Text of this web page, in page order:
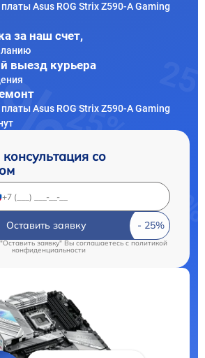
Asus ROG Strix Z590-A Gaming
за наш счет,
выезд курьера
Asus ROG Strix Z590-A Gaming
со
Оставить заявку
заявку" Вы соглашаетесь c политикой
конфиденциальности